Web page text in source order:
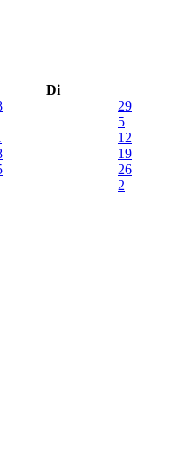
Di
29
5
12
19
26
2